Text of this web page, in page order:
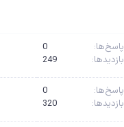
پاسخ‌ها
0
بازدیدها
249
پاسخ‌ها
0
بازدیدها
320